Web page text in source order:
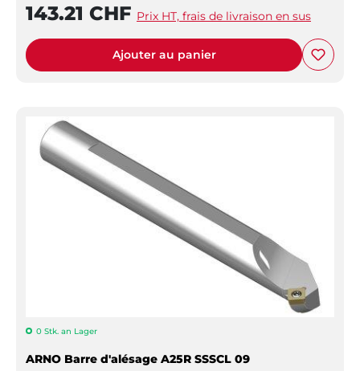
143.21 CHF Prix HT, frais de livraison en sus
Ajouter au panier
0 Stk. an Lager
ARNO Barre d'alésage A25R SSSCL 09